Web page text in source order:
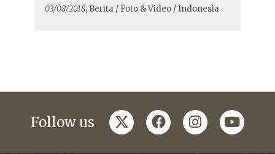
03/08/2018, Berita / Foto & Video / Indonesia
Follow us twitterfacebookinstagramyoutube